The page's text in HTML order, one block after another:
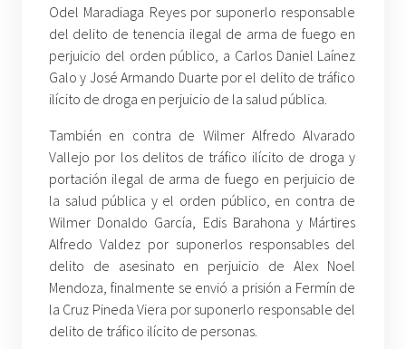
Odel Maradiaga Reyes por suponerlo responsable
del delito de tenencia ilegal de arma de fuego en
perjuicio del orden público, a Carlos Daniel Laínez
Galo y José Armando Duarte por el delito de tráfico
ilícito de droga en perjuicio de la salud pública.
También en contra de Wilmer Alfredo Alvarado
Vallejo por los delitos de tráfico ilícito de droga y
portación ilegal de arma de fuego en perjuicio de
la salud pública y el orden público, en contra de
Wilmer Donaldo García, Edis Barahona y Mártires
Alfredo Valdez por suponerlos responsables del
delito de asesinato en perjuicio de Alex Noel
Mendoza, finalmente se envió a prisión a Fermín de
la Cruz Pineda Viera por suponerlo responsable del
delito de tráfico ilícito de personas.